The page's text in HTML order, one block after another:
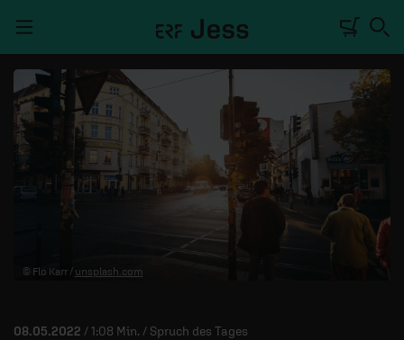
TALKWERK
REPORTAGE
MITMACHEN
© Flo Karr / unsplash.com
08.05.2022 / 1:08 Min. / Spruch des Tages